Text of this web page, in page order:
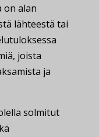
on alan
lähteestä tai
joista
ja
solmitut